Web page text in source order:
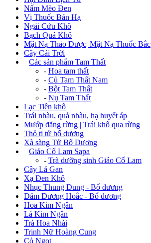
Nấm Mèo Đen
Vị Thuốc Bán Hạ
Ngải Cứu Khô
Bạch Quả Khô
Mặt Nạ Thảo Dược| Mặt Nạ Thuốc Bắc
Cây Cải Trời
Các sản phẩm Tam Thất
- Hoa tam thất
- Củ Tam Thất Nam
- Bột Tam Thất
- Nụ Tam Thất
Lạc Tiên khô
Trái nhàu, quả nhàu, hạ huyết áp
Mướp đắng rừng | Trái khổ qua rừng
Thỏ ti tử bổ dương
Xà sàng Tử Bổ Dương
Giảo Cổ Lam Sapa
- Trà dưỡng sinh Giảo Cổ Lam
Cây Lá Gan
Xạ Đen Khô
Nhục Thung Dung - Bổ dương
Dâm Dương Hoắc - Bổ dương
Hoa Kim Ngân
Lá Kim Ngân
Trà Hoa Nhài
Trinh Nữ Hoàng Cung
Cỏ Ngọt